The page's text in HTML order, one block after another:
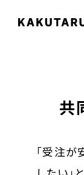
共
「受注が